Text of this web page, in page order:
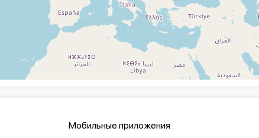
Мобильные приложения